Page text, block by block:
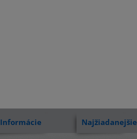
Informácie Najžiadanejšie